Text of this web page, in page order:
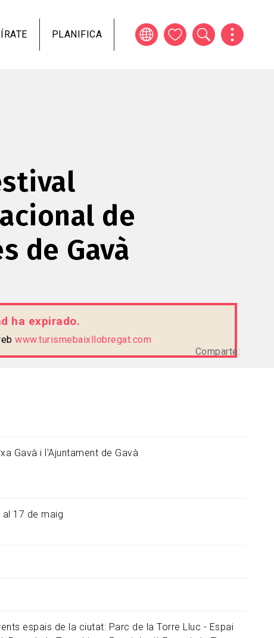
PLANIFICA
de
de Gavà
ha expirado.
www.turismebaixllobregat.com
Comparte:
Gavà i l'Ajuntament de Gavà
al 17 de maig
espais de la ciutat: Parc de la Torre Lluc - Espai